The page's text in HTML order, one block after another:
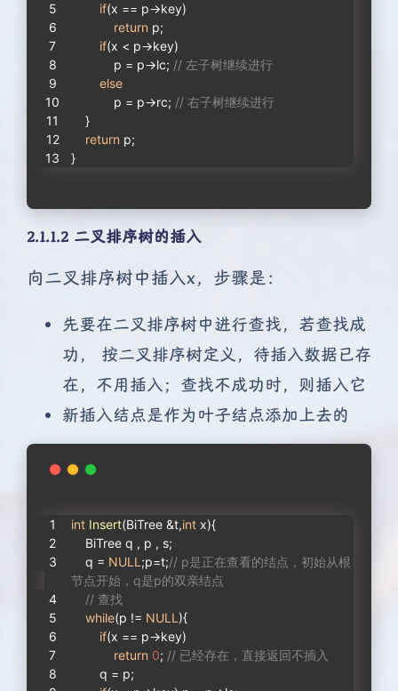
if(x == p->key)
return p;
if(x < p->key)
            p = p->lc;
// 左子树继续进行
else
            p = p->rc;
// 右子树继续进行
    }
return p;
}
2.1.1.2 二叉排序树的插入
向二叉排序树中插入x，步骤是：
先要在二叉排序树中进行查找，若查找成
功， 按二叉排序树定义，待插入数据已存
在，不用插入；查找不成功时，则插入它
新插入结点是作为叶子结点添加上去的
int Insert(BiTree &t,int x){
    BiTree q , p , s;
    q =
NULL ;p=t;// p是正在查看的结点，初始从根
节点开始，q是p的双亲结点
// 查找
while(p != NULL ){
if(x == p->key)
return 0; // 已经存在，直接返回不插入
        q = p;